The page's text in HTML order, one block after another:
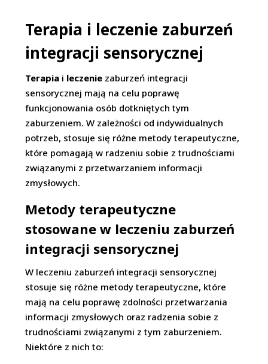
Terapia i leczenie zaburzeń
integracji sensorycznej
Terapia i leczenie zaburzeń integracji
sensorycznej mają na celu poprawę
funkcjonowania osób dotkniętych tym
zaburzeniem. W zależności od indywidualnych
potrzeb, stosuje się różne metody terapeutyczne,
które pomagają w radzeniu sobie z trudnościami
związanymi z przetwarzaniem informacji
zmysłowych.
Metody terapeutyczne
stosowane w leczeniu zaburzeń
integracji sensorycznej
W leczeniu zaburzeń integracji sensorycznej
stosuje się różne metody terapeutyczne, które
mają na celu poprawę zdolności przetwarzania
informacji zmysłowych oraz radzenia sobie z
trudnościami związanymi z tym zaburzeniem.
Niektóre z nich to: